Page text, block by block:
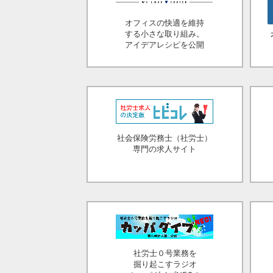
オフィスの快適を維持
する小さな取り組み。
アイデアレシピを公開
社会保険労務士（社労士）
専門の求人サイト
社労士０号業務を
掘り起こすラジオ